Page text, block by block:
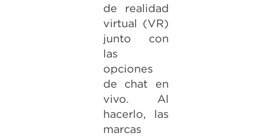
de realidad
virtual (VR)
junto con
las
opciones
de chat en
vivo. Al
hacerlo, las
marcas